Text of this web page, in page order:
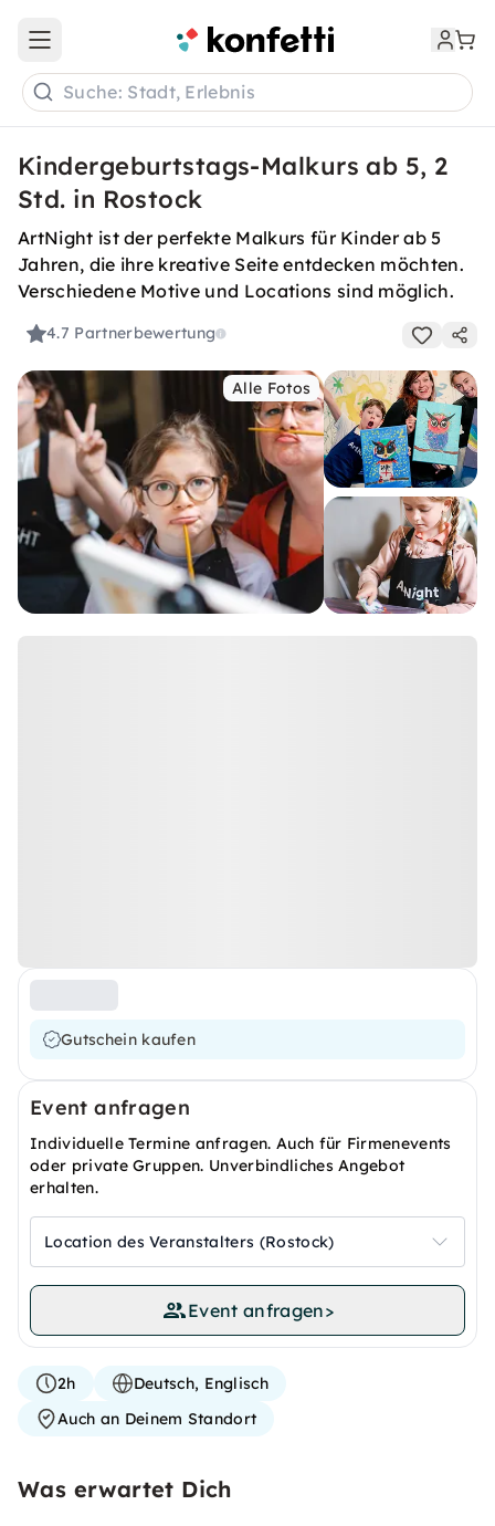
Open main menu
Suche: Stadt, Erlebnis
Kindergeburtstags-Malkurs ab 5, 2
Std. in Rostock
ArtNight ist der perfekte Malkurs für Kinder ab 5
Jahren, die ihre kreative Seite entdecken möchten.
Verschiedene Motive und Locations sind möglich.
4.7 Partnerbewertung
Alle Fotos
Gutschein kaufen
Event anfragen
Individuelle Termine anfragen. Auch für Firmenevents
oder private Gruppen. Unverbindliches Angebot
erhalten.
Location des Veranstalters (Rostock)
Event anfragen>
2h
Deutsch, Englisch
Auch an Deinem Standort
Was erwartet Dich